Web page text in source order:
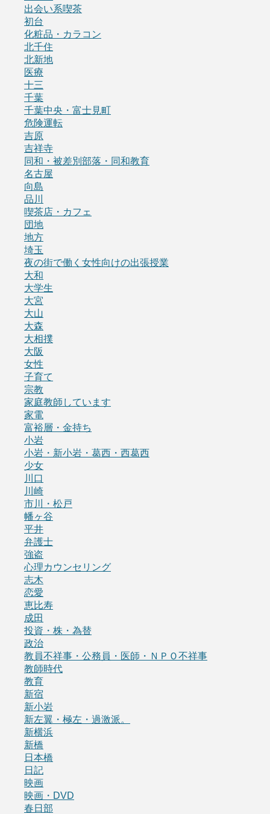
出会い系喫茶
初台
化粧品・カラコン
北千住
北新地
医療
十三
千葉
千葉中央・富士見町
危険運転
吉原
吉祥寺
同和・被差別部落・同和教育
名古屋
向島
品川
喫茶店・カフェ
団地
地方
埼玉
夜の街で働く女性向けの出張授業
大和
大学生
大宮
大山
大森
大相撲
大阪
女性
子育て
宗教
家庭教師しています
家電
富裕層・金持ち
小岩
小岩・新小岩・葛西・西葛西
少女
川口
川崎
市川・松戸
幡ヶ谷
平井
弁護士
強盗
心理カウンセリング
志木
恋愛
恵比寿
成田
投資・株・為替
政治
教員不祥事・公務員・医師・ＮＰＯ不祥事
教師時代
教育
新宿
新小岩
新左翼・極左・過激派。
新横浜
新橋
日本橋
日記
映画
映画・DVD
春日部